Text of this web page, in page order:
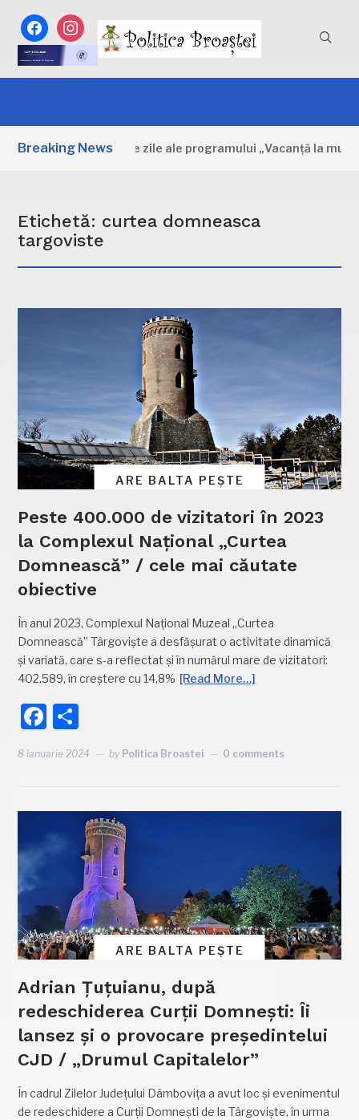
facebookinstagram
Breaking News
Primele zile ale programului „Vacanță la muzeu”
Etichetă: curtea domneasca
targoviste
ARE BALTA PEȘTE
Peste 400.000 de vizitatori în 2023
la Complexul Național „Curtea
Domnească” / cele mai căutate
obiective
În anul 2023, Complexul Naţional Muzeal „Curtea
Domnească” Târgovişte a desfășurat o activitate dinamică
și variată, care s-a reflectat și în numărul mare de vizitatori:
402.589, în creștere cu 14,8% [Read More…]
Facebook
8 ianuarie 2024 by Politica Broastei 0 comments
ARE BALTA PEȘTE
Adrian Țuțuianu, după
redeschiderea Curții Domnești: Îi
lansez și o provocare președintelui
CJD / „Drumul Capitalelor”
În cadrul Zilelor Județului Dâmbovița a avut loc și evenimentul
de redeschidere a Curții Domnești de la Târgoviște, în urma